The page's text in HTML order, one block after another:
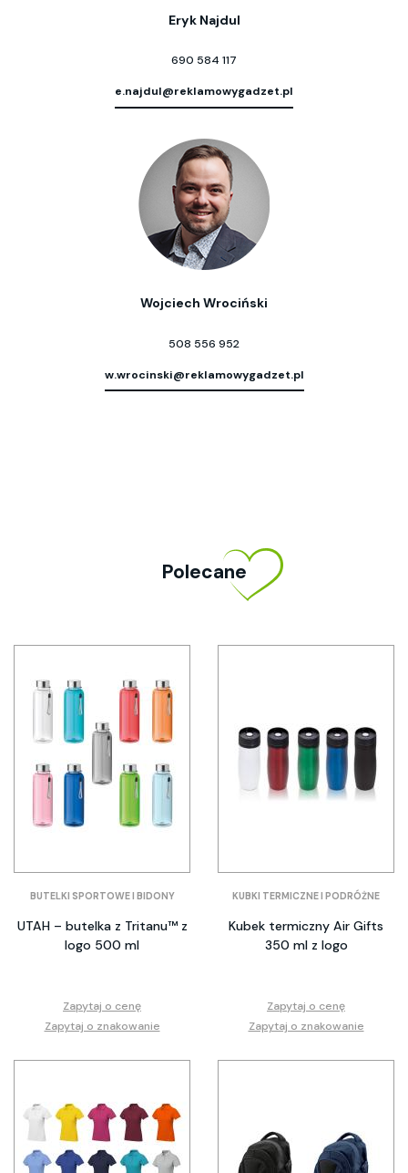
Eryk Najdul
690 584 117
e.najdul@reklamowygadzet.pl
Wojciech Wrociński
508 556 952
w.wrocinski@reklamowygadzet.pl
Polecane
BUTELKI SPORTOWE I BIDONY
UTAH – butelka z Tritanu™ z
logo 500 ml
Zapytaj o cenę
Zapytaj o znakowanie
KUBKI TERMICZNE I PODRÓŻNE
Kubek termiczny Air Gifts
350 ml z logo
Zapytaj o cenę
Zapytaj o znakowanie